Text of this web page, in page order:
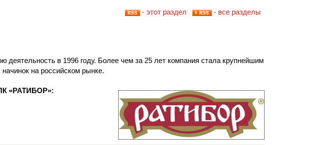
- этот раздел - все разделы
деятельность в 1996 году. Более чем за 25 лет компания стала крупнейшим
на российском рынке.
«РАТИБОР»: